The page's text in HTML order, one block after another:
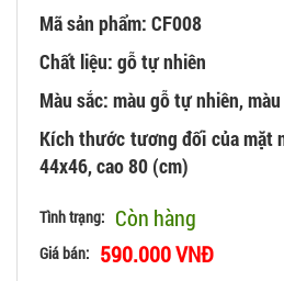
Mã sản phẩm: CF008
Chất liệu: gỗ tự nhiên
Màu sắc: màu gỗ tự nhiên,
Kích thước tương đối của mặt
44x46, cao 80 (cm)
Tình trạng: Còn hàng
Giá bán: 590.000 VNĐ